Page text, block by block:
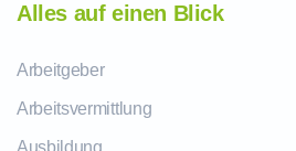
Alles auf einen Blick
Arbeitgeber
Arbeitsvermittlung
Ausbildung